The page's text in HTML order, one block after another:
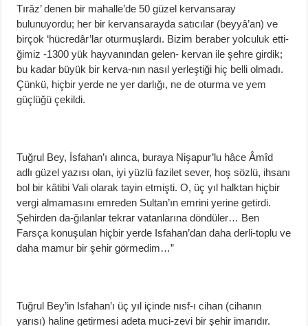
Tırâz’ denen bir mahalle’de 50 güzel kervansaray
bulunuyordu; her bir kervansarayda satıcılar (beyyâ’an) ve
birçok ‘hücredâr’lar oturmuşlardı. Bizim beraber yolculuk etti-
ğimiz -1300 yük hayvanından gelen- kervan ile şehre girdik;
bu kadar büyük bir kerva-nın nasıl yerleştiği hiç belli olmadı.
Çünkü, hiçbir yerde ne yer darlığı, ne de oturma ve yem
güçlüğü çekildi.
Tuğrul Bey, İsfahan’ı alınca, buraya Nişapur’lu hâce Âmîd
adlı güzel yazısı olan, iyi yüzlü fazilet sever, hoş sözlü, ihsanı
bol bir kâtibi Vali olarak tayin etmişti. O, üç yıl halktan hiçbir
vergi almamasını emreden Sultan’ın emrini yerine getirdi.
Şehirden da-ğılanlar tekrar vatanlarına döndüler… Ben
Farsça konuşulan hiçbir yerde Isfahan’dan daha derli-toplu ve
daha mamur bir şehir görmedim…”
Tuğrul Bey’in Isfahan’ı üç yıl içinde nısf-ı cihan (cihanın
yarısı) haline getirmesi adeta muci-zevi bir şehir imarıdır.